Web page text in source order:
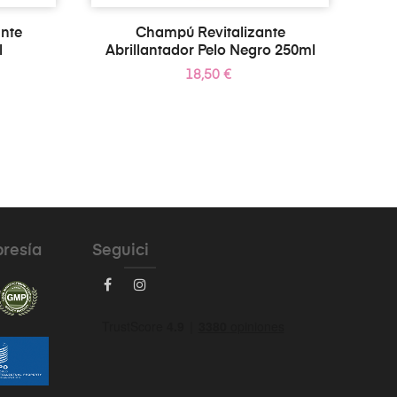
Champú Revitalizante
Abrillantador Pelo Negro 250ml
Precio
18,50 €
Seguici